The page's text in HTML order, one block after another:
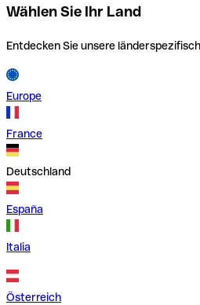
Wählen Sie Ihr Land
Entdecken Sie unsere
Europe
France
Deutschland
España
Italia
Österreich